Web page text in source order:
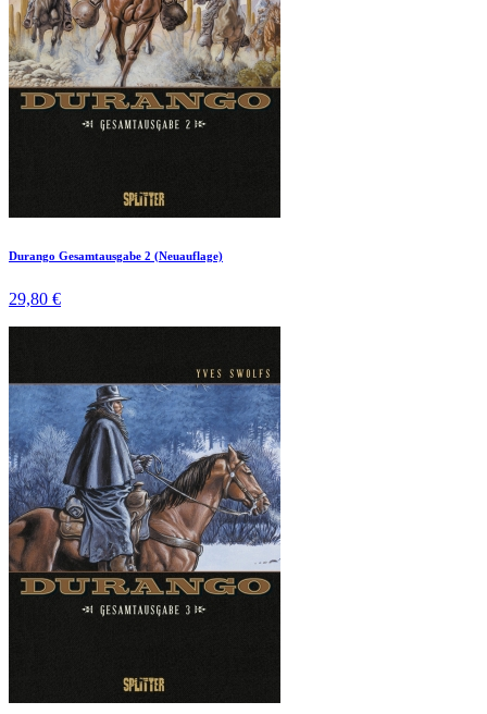
Durango Gesamtausgabe 2 (Neuauflage)
29,80 €